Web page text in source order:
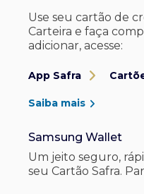
Use seu cartão de
Carteira e faça
adicionar, acesse:
App Safra
Saiba mais
Samsung Wallet
Um jeito seguro,
seu Cartão Safra.